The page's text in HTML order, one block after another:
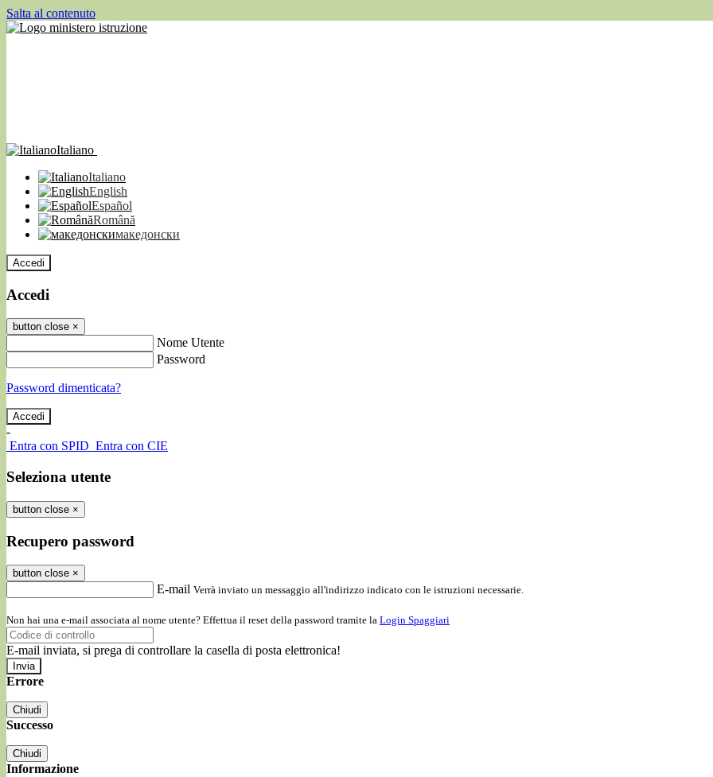
Salta al contenuto
Italiano
Italiano
English
Español
Română
македонски
Accedi
Accedi
button close ×
Nome Utente
Password
Password dimenticata?
-
Entra con SPID Entra con CIE
Seleziona utente
button close ×
Recupero password
button close ×
E-mail Verrà inviato un messaggio all'indirizzo indicato con le istruzioni necessarie.
Non hai una e-mail associata al nome utente? Effettua il reset della password tramite la Login Spaggiari
E-mail inviata, si prega di controllare la casella di posta elettronica!
Errore
Chiudi
Successo
Chiudi
Informazione